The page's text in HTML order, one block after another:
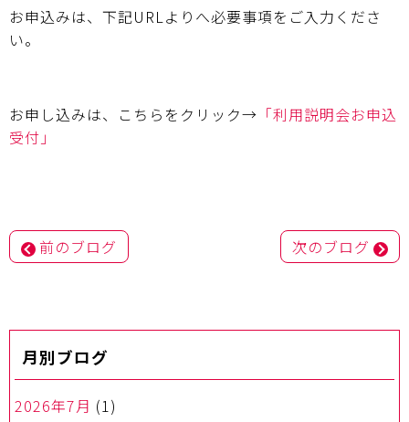
お申込みは、下記URLよりへ必要事項をご入力くださ
い。
お申し込みは、こちらをクリック→ 「利用説明会お申込
受付」
投
稿
ナ
ー
シ
ョ
ン
前のブログ 次のブログ
月別ブログ
2026年7月 (1)